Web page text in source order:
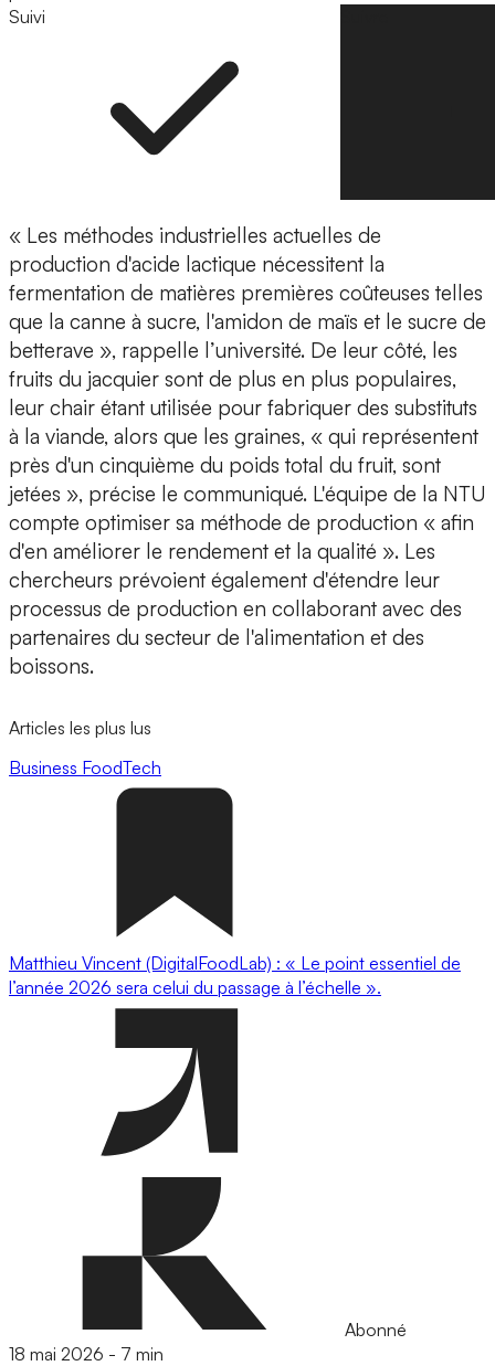
Suivi
« Les méthodes industrielles actuelles de
production d'acide lactique nécessitent la
fermentation de matières premières coûteuses telles
que la canne à sucre, l'amidon de maïs et le sucre de
betterave », rappelle l’université. De leur côté, les
fruits du jacquier sont de plus en plus populaires,
leur chair étant utilisée pour fabriquer des substituts
à la viande, alors que les graines, « qui représentent
près d'un cinquième du poids total du fruit, sont
jetées », précise le communiqué. L'équipe de la NTU
compte optimiser sa méthode de production « afin
d'en améliorer le rendement et la qualité ». Les
chercheurs prévoient également d'étendre leur
processus de production en collaborant avec des
partenaires du secteur de l'alimentation et des
boissons.
Articles les plus lus
Business FoodTech
Matthieu Vincent (DigitalFoodLab) : « Le point essentiel de
l’année 2026 sera celui du passage à l’échelle ».
Abonné
18 mai 2026 - 7 min